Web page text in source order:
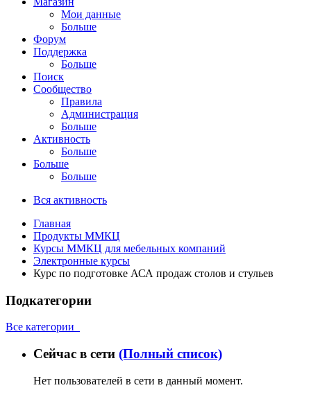
Мои данные
Больше
Форум
Поддержка
Больше
Поиск
Сообщество
Правила
Администрация
Больше
Активность
Больше
Больше
Больше
Вся активность
Главная
Продукты ММКЦ
Курсы ММКЦ для мебельных компаний
Электронные курсы
Курс по подготовке АСА продаж столов и стульев
Подкатегории
Все категории
Сейчас в сети (Полный список)
Нет пользователей в сети в данный момент.